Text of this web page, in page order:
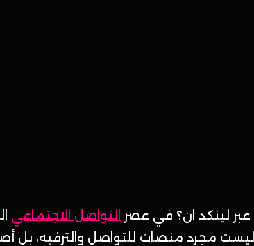
عبر لينكد ان؟ في عصر التواصل الاجتماعي
ليست مجرد منصات للتواصل والترفيه، بل